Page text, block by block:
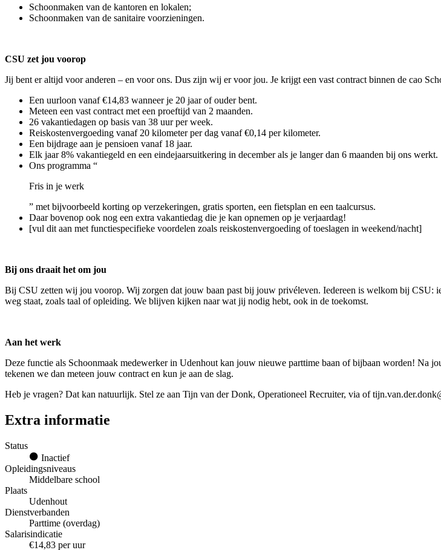
Schoonmaken van de kantoren en lokalen;
Schoonmaken van de sanitaire voorzieningen.
CSU zet jou voorop
Jij bent er altijd voor anderen – en voor ons. Dus zijn wij er voor jou. Je krijgt een vast contract binnen de cao
Een uurloon vanaf €14,83 wanneer je 20 jaar of ouder bent.
Meteen een vast contract met een proeftijd van 2 maanden.
26 vakantiedagen op basis van 38 uur per week.
Reiskostenvergoeding vanaf 20 kilometer per dag vanaf €0,14 per kilometer.
Een bijdrage aan je pensioen vanaf 18 jaar.
Elk jaar 8% vakantiegeld en een eindejaarsuitkering in december als je langer dan 6 maanden bij ons werkt.
Ons programma “
Fris in je werk
” met bijvoorbeeld korting op verzekeringen, gratis sporten, een fietsplan en een taalcursus.
Daar bovenop ook nog een extra vakantiedag die je kan opnemen op je verjaardag!
[vul dit aan met functiespecifieke voordelen zoals reiskostenvergoeding of toeslagen in weekend/nacht]
Bij ons draait het om jou
Bij CSU zetten wij jou voorop. Wij zorgen dat jouw baan past bij jouw privéleven. Iedereen is welkom bij CSU:
weg staat, zoals taal of opleiding. We blijven kijken naar wat jij nodig hebt, ook in de toekomst.
Aan het werk
Deze functie als Schoonmaak medewerker in Udenhout kan jouw nieuwe parttime baan of bijbaan worden! Na
tekenen we dan meteen jouw contract en kun je aan de slag.
Heb je vragen? Dat kan natuurlijk. Stel ze aan Tijn van der Donk, Operationeel Recruiter, via of
Extra informatie
Status
Inactief
Opleidingsniveaus
Middelbare school
Plaats
Udenhout
Dienstverbanden
Parttime (overdag)
Salarisindicatie
€14,83 per uur